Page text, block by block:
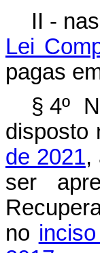
II -
Lei
pagas
§ 4º
disposto
de 2021,
ser
no